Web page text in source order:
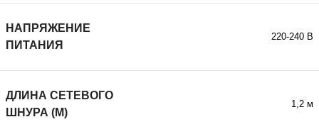
НАПРЯЖЕНИЕ
ПИТАНИЯ
220-240 В
ДЛИНА СЕТЕВОГО
ШНУРА (М)
1,2 м